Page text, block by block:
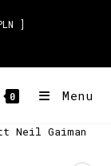
]
0 Menu
Neil Gaiman